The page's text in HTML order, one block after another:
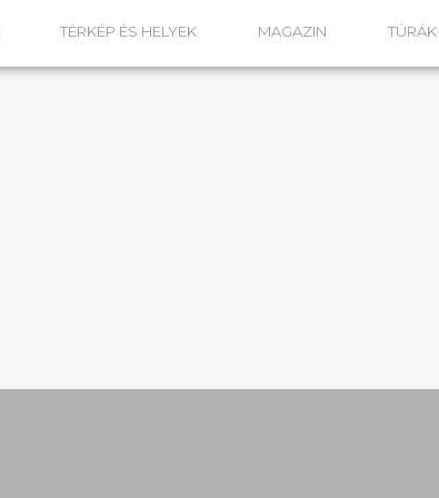
TÉRKÉP ÉS HELYEK MAGAZIN TÚRÁK